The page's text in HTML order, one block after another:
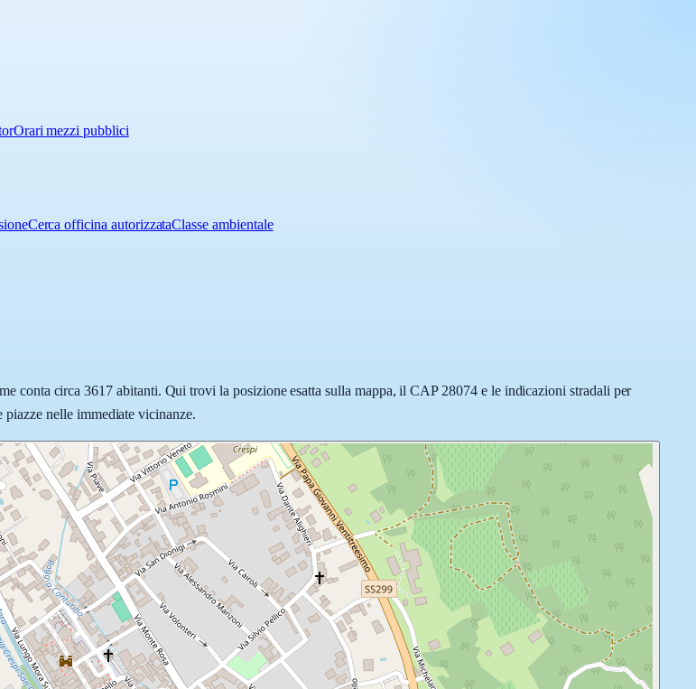
Orari mezzi pubblici
Cerca officina autorizzataClasse ambientale
conta circa 3617 abitanti. Qui trovi la posizione esatta sulla mappa, il CAP 28074 e le indicazioni stradali per
nelle immediate vicinanze.